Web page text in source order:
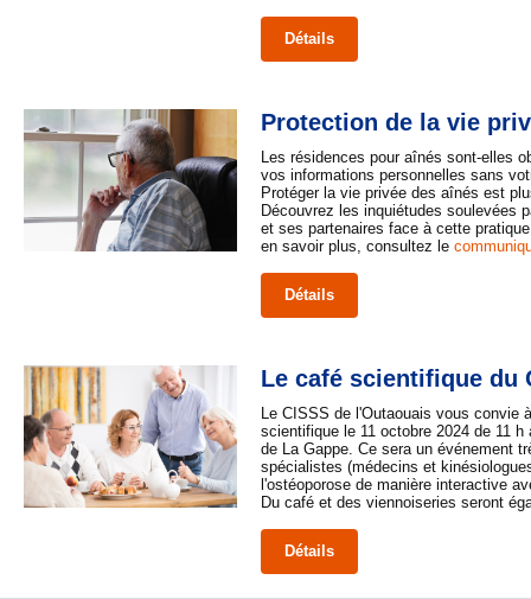
Détails
Protection de la vie
Les résidences pour aînés sont-elles
vos informations personnelles sans
Protéger la vie privée des aînés est
Découvrez les inquiétudes soulevées
et ses partenaires face à cette
en savoir plus, consultez le
Détails
Le café scientifique du
Le CISSS de l'Outaouais vous convie
scientifique le 11 octobre 2024 de 11
de La Gappe. Ce sera un événement
spécialistes (médecins et
l'ostéoporose de manière interactive
Du café et des viennoiseries seront
Détails